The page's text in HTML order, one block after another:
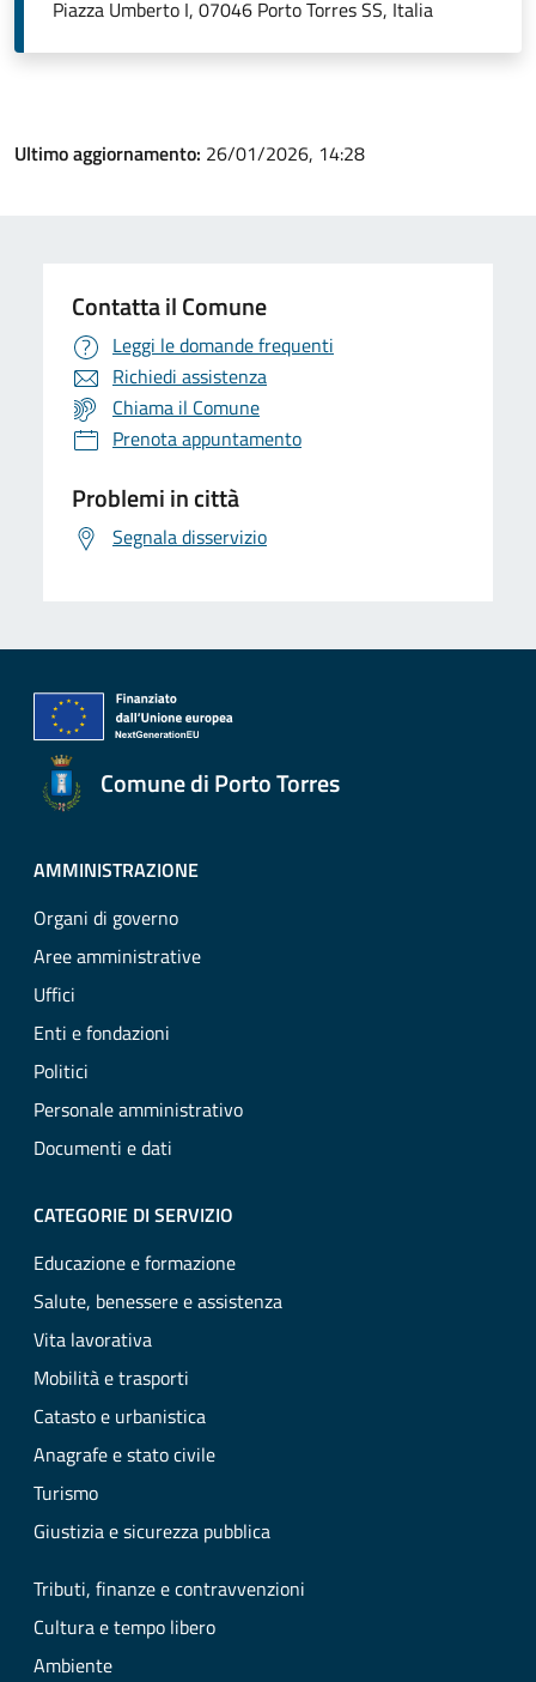
Piazza Umberto I, 07046 Porto Torres SS, Italia
Ultimo aggiornamento: 26/01/2026, 14:28
Contatta il Comune
Leggi le domande frequenti
Richiedi assistenza
Chiama il Comune
Prenota appuntamento
Problemi in città
Segnala disservizio
Comune di Porto Torres
AMMINISTRAZIONE
Organi di governo
Aree amministrative
Uffici
Enti e fondazioni
Politici
Personale amministrativo
Documenti e dati
CATEGORIE DI SERVIZIO
Educazione e formazione
Salute, benessere e assistenza
Vita lavorativa
Mobilità e trasporti
Catasto e urbanistica
Anagrafe e stato civile
Turismo
Giustizia e sicurezza pubblica
Tributi, finanze e contravvenzioni
Cultura e tempo libero
Ambiente